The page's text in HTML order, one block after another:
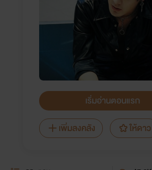
เริ่มอ่านตอนแรก
เพิ่มลงคลัง
ให้ดาว